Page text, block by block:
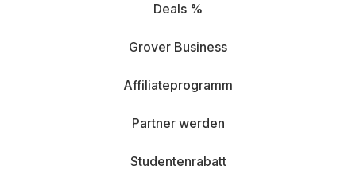
Deals %
Grover Business
Affiliateprogramm
Partner werden
Studentenrabatt